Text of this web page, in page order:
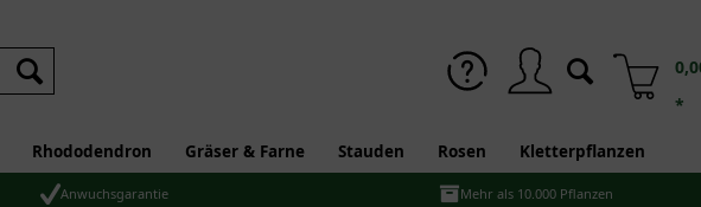
*
Rhododendron Gräser & Farne Stauden Rosen Kletterpflanzen
Anwuchsgarantie Mehr als 10.000 Pflanzen